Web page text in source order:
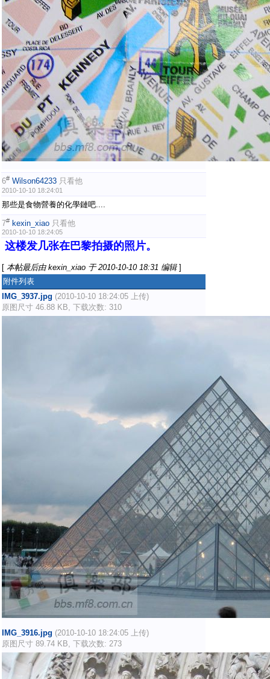
6# Wilson64233 只看他
2010-10-10 18:24:01
那些是食物營養的化學鏈吧....
7# kexin_xiao 只看他
2010-10-10 18:24:05
这楼发几张在巴黎拍摄的照片。
[ 本帖最后由 kexin_xiao 于 2010-10-10 18:31 编辑 ]
附件列表
IMG_3937.jpg (2010-10-10 18:24:05 上传)
原图尺寸 46.88 KB, 下载次数: 310
IMG_3916.jpg (2010-10-10 18:24:05 上传)
原图尺寸 89.74 KB, 下载次数: 273